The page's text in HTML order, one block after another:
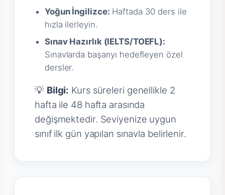
Yoğun İngilizce: Haftada 30 ders ile
hızla ilerleyin.
Sınav Hazırlık (IELTS/TOEFL):
Sınavlarda başarıyı hedefleyen özel
dersler.
💡 Bilgi: Kurs süreleri genellikle 2
hafta ile 48 hafta arasında
değişmektedir. Seviyenize uygun
sınıf ilk gün yapılan sınavla belirlenir.